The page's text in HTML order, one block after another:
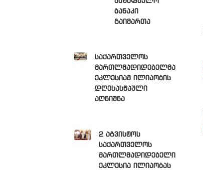
ბანაკი
გაიმართა
საქართველოს
მართლმადიდებელმა
ეკლესიამ ილიაობის
დღესასწაული
აღნიშნა
2 აგვისტოს
საქართველოს
მართლმადიდებელი
ეკლესია ილიაობას